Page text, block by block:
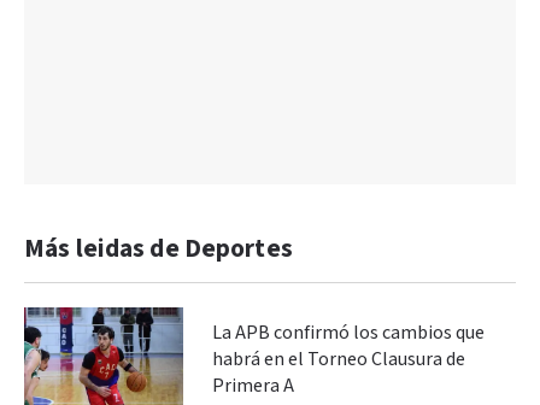
Más leidas de Deportes
La APB confirmó los cambios que
habrá en el Torneo Clausura de
Primera A